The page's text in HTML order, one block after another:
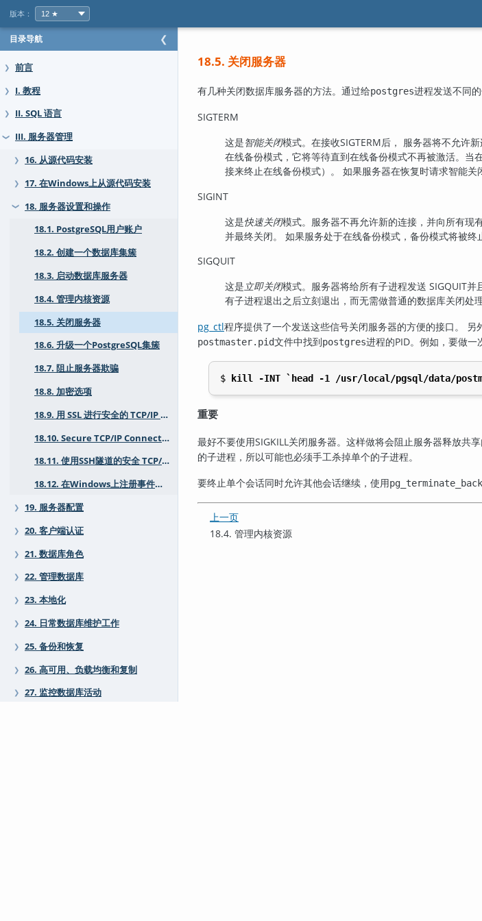
版本：
目录导航 ❮
❯ 前言
❯ I. 教程
❯ II. SQL 语言
❯ III. 服务器管理
❯ 16. 从源代码安装
❯ 17. 在Windows上从源代码安装
❯
18. 服务器设置和操作
18.1. PostgreSQL用户账户
18.2. 创建一个数据库集簇
18.3. 启动数据库服务器
18.4. 管理内核资源
18.5. 关闭服务器
18.6. 升级一个PostgreSQL集簇
18.7. 阻止服务器欺骗
18.8. 加密选项
18.9. 用 SSL 进行安全的 TCP/IP 连接
18.10. Secure TCP/IP Connections with GSSAPI Encryption
18.11. 使用SSH隧道的安全 TCP/IP 连接
18.12. 在Windows上注册事件日志
❯ 19. 服务器配置
❯ 20. 客户端认证
❯ 21. 数据库角色
❯ 22. 管理数据库
❯ 23. 本地化
❯ 24. 日常数据库维护工作
❯ 25. 备份和恢复
❯ 26. 高可用、负载均衡和复制
❯ 27. 监控数据库活动
18.5. 关闭服务器
有几种关闭数据库服务器的方法。通过给postgres进程发送不同
SIGTERM
这是智能关闭模式。在接收SIGTERM后， 服务器将不允许
在线备份模式，它将等待直到在线备份模式不再被激活。
接来终止在线备份模式）。 如果服务器在恢复时请求智能关
SIGINT
这是快速关闭模式。服务器不再允许新的连接，并向所有现
并最终关闭。 如果服务处于在线备份模式，备份模式将被终
SIGQUIT
这是 立即关闭模式。服务器将给所有子进程发送 SIGQUIT并
有子进程退出之后立刻退出，而无需做普通的数据库关闭处
pg_ctl程序提供了一个发送这些信号关闭服务器的方便的接口。
postmaster.pid文件中找到postgres进程的PID。例如，要做一
$ kill -INT `head -1 /usr/local/pgsql/data/
重要
最好不要使用SIGKILL关闭服务器。这样做将会阻止服务器释放共
的子进程，所以可能也必须手工杀掉单个的子进程。
要终止单个会话同时允许其他会话继续，使用
上一页
18.4. 管理内核资源